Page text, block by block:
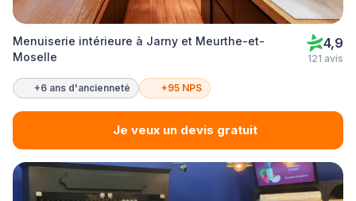
Menuiserie intérieure à Jarny et Meurthe-et-
Moselle
4,9
121 avis
+6 ans d'ancienneté +95 NPS
Je veux un devis gratuit